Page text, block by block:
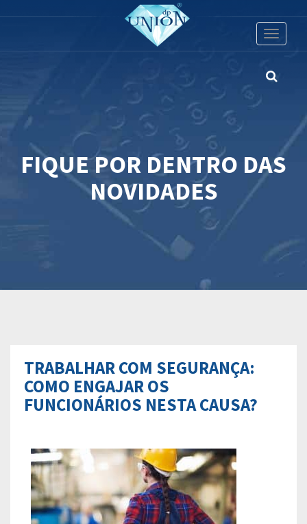
Toggle
FIQUE POR DENTRO DAS
NOVIDADES
TRABALHAR COM SEGURANÇA:
COMO ENGAJAR OS
FUNCIONÁRIOS NESTA CAUSA?